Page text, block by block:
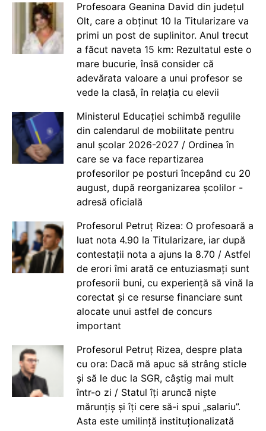
Profesoara Geanina David din județul
Olt, care a obținut 10 la Titularizare va
primi un post de suplinitor. Anul trecut
a făcut naveta 15 km: Rezultatul este o
mare bucurie, însă consider că
adevărata valoare a unui profesor se
vede la clasă, în relația cu elevii
Ministerul Educației schimbă regulile
din calendarul de mobilitate pentru
anul școlar 2026-2027 / Ordinea în
care se va face repartizarea
profesorilor pe posturi începând cu 20
august, după reorganizarea școlilor -
adresă oficială
Profesorul Petruț Rizea: O profesoară a
luat nota 4.90 la Titularizare, iar după
contestații nota a ajuns la 8.70 / Astfel
de erori îmi arată ce entuziasmați sunt
profesorii buni, cu experiență să vină la
corectat și ce resurse financiare sunt
alocate unui astfel de concurs
important
Profesorul Petruț Rizea, despre plata
cu ora: Dacă mă apuc să strâng sticle
și să le duc la SGR, câștig mai mult
într-o zi / Statul îți aruncă niște
mărunțiș și îți cere să-i spui „salariu”.
Asta este umilință instituționalizată